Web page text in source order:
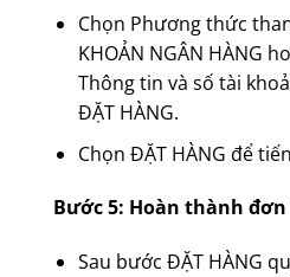
Chọn Phương thức
KHOẢN NGÂN HÀNG
Thông tin và số tài
ĐẶT HÀNG.
Chọn ĐẶT HÀNG để
Bước 5: Hoàn thành
Sau bước ĐẶT HÀNG